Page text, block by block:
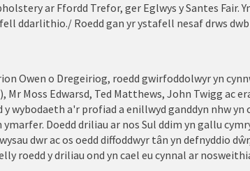
ar Ffordd Trefor, ger Eglwys y Santes Fair.
ddarlithio./ Roedd gan yr ystafell nesaf drws
Owen o Dregeiriog, roedd gwirfoddolwyr yn
Mr Moss Edwarsd, Ted Matthews, John Twigg ac
wybodaeth a'r profiad a enillwyd ganddyn nhw yn
Doedd driliau ar nos Sul ddim yn gallu
dwr ac os oedd diffoddwyr tân yn defnyddio
roedd y driliau ond yn cael eu cynnal ar